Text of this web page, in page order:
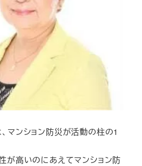
マンション防災が活動の柱の1
が高いのにあえてマンション防